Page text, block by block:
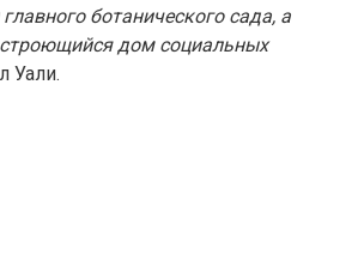
ботанического сада, а
строющийся дом социальных
Уали.